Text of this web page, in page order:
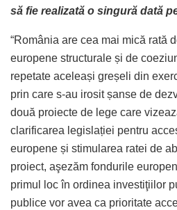
să fie realizată o singură dată
“România are cea mai mică rată
europene structurale și de
repetate aceleași greșeli din
prin care s-au irosit șanse de
două proiecte de lege care
clarificarea legislației pentru
europene și stimularea ratei de
proiect, aşezăm fondurile
primul loc în ordinea investiţiilor
publice vor avea ca prioritate